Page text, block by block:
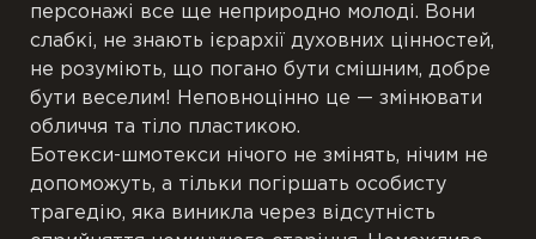
персонажі все ще неприродно молоді. Вони
слабкі, не знають ієрархії духовних цінностей,
не розуміють, що погано бути смішним, добре
бути веселим! Неповноцінно це — змінювати
обличчя та тіло пластикою.
Ботекси-шмотекси нічого не змінять, нічим не
допоможуть, а тільки погіршать особисту
трагедію, яка виникла через відсутність